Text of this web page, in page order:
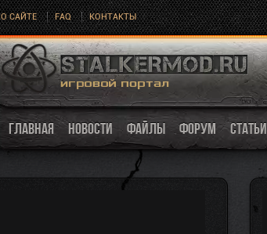
О САЙТЕ FAQ КОНТАКТЫ
ГЛАВНАЯ НОВОСТИ ФАЙЛЫ ФОРУМ СТАТЬИ